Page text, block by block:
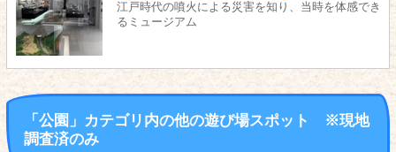
江戸時代の噴火による災害を知り、当時を体感でき
るミュージアム
「公園」カテゴリ内の他の遊び場スポット ※現地
調査済のみ